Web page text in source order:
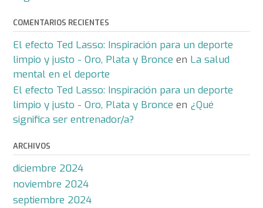
COMENTARIOS RECIENTES
El efecto Ted Lasso: Inspiración para un deporte
limpio y justo - Oro, Plata y Bronce en La salud
mental en el deporte
El efecto Ted Lasso: Inspiración para un deporte
limpio y justo - Oro, Plata y Bronce en ¿Qué
significa ser entrenador/a?
ARCHIVOS
diciembre 2024
noviembre 2024
septiembre 2024